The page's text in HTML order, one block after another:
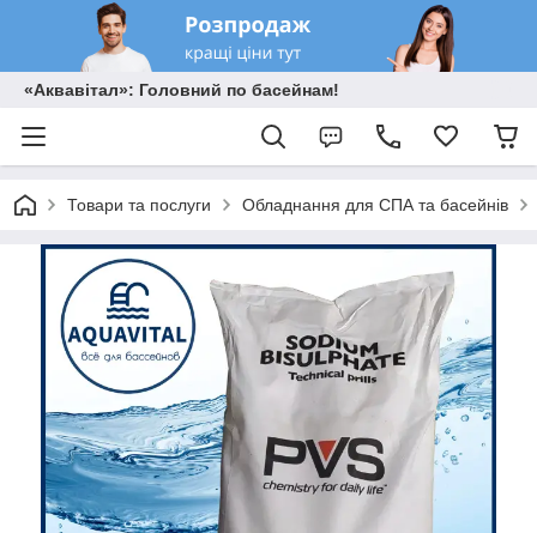
«Аквавітал»: Головний по басейнам!
Товари та послуги Обладнання для СПА та басейнів